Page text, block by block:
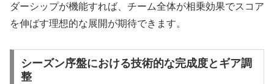
ダーシップが機能すれば、チーム全体が相乗効果でスコア
を伸ばす理想的な展開が期待できます。
シーズン序盤における技術的な完成度とギア調
整